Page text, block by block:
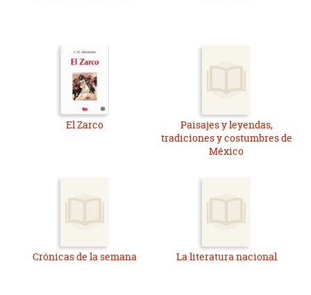
El Zarco
Paisajes y leyendas,
tradiciones y costumbres de
México
Crónicas de la semana La literatura nacional